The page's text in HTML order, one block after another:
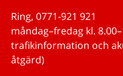
Ring, 0771-921 921
måndag–fredag kl.
trafikinformation och
åtgärd)